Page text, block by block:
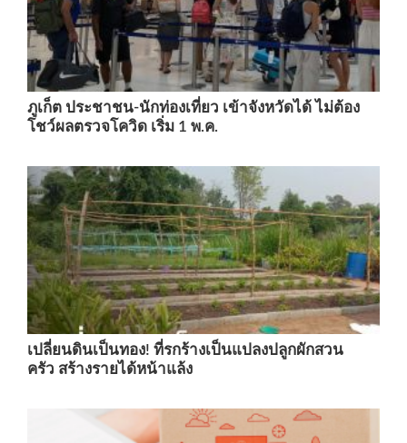
ภูเก็ต ประชาชน-นักท่องเที่ยว เข้าจังหวัดได้ ไม่ต้อง
โชว์ผลตรวจโควิด เริ่ม 1 พ.ค.
เปลี่ยนดินเป็นทอง! ที่รกร้างเป็นแปลงปลูกผักสวน
ครัว สร้างรายได้หน้าแล้ง